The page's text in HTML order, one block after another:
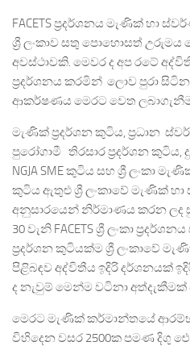
FACETS ප්‍රදර්ශනය මැණික් හා
ශ්‍රී ලංකාව සතු පොහොසත් උරුමය
අවස්ථාවකි. මෙවර ද අප රටේ
ප්‍රදර්ශනය කරමින් ලොව පුරා
ආකර්ෂණය මෙරට වෙත
මැණික් ප්‍රදර්ශන කුටිය, ප්‍රධාන
පුරෝගාමී තිරසාර ප්‍රදර්ශන
NGJA SME කුටිය සහ ශ්‍රී ලංකා
කුටිය ඇතුළු ශ්‍රී ලංකාවේ මැණික්
අනුසාරයෙන් නිර්මාණය කරන ලද
30 වැනි FACETS ශ්‍රී ලංකා
ප්‍රදර්ශන කුටියක්ම ශ්‍රී ලංකාවේ
පිළිබඳව අද්විතීය ඉදිරි දර්ශනයක්
ද නැවුම් මෙන්ම වටිනා
මෙරට මැණික් කර්මාන්තයේ
විහිදෙන වසර 2500ක පමණ දිගු